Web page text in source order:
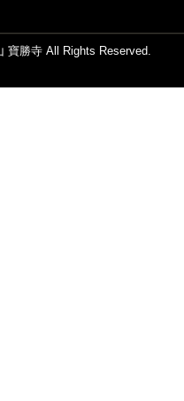
寶勝寺 All Rights Reserved.